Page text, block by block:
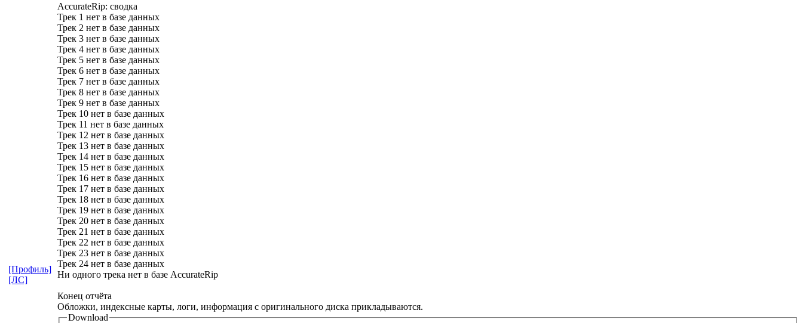
AccurateRip: сводка
Трек 1 нет в базе данных
Трек 2 нет в базе данных
Трек 3 нет в базе данных
Трек 4 нет в базе данных
Трек 5 нет в базе данных
Трек 6 нет в базе данных
Трек 7 нет в базе данных
Трек 8 нет в базе данных
Трек 9 нет в базе данных
Трек 10 нет в базе данных
Трек 11 нет в базе данных
Трек 12 нет в базе данных
Трек 13 нет в базе данных
Трек 14 нет в базе данных
Трек 15 нет в базе данных
Трек 16 нет в базе данных
Трек 17 нет в базе данных
Трек 18 нет в базе данных
Трек 19 нет в базе данных
Трек 20 нет в базе данных
Трек 21 нет в базе данных
Трек 22 нет в базе данных
Трек 23 нет в базе данных
Трек 24 нет в базе данных
Ни одного трека нет в базе AccurateRip
Конец отчёта
Обложки, индексные карты, логи, информация с оригинального диска прикладываются.
Download
[Профиль]
[ЛС]